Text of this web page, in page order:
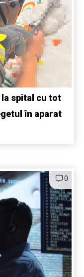
la spital cu tot
în aparat
0